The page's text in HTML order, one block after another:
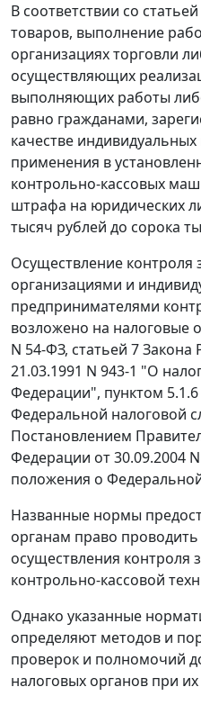
В соответствии со
товаров, выполнение
организациях торговли
осуществляющих
выполняющих работы
равно гражданами,
качестве
применения в
контрольно-кассовых
штрафа на юридических
тысяч рублей до сорока
Осуществление контроля
организациями и
предпринимателями
возложено на налоговые
N 54-ФЗ, статьей 7Закона
21.03.1991 N 943-1 "О
Федерации", пунктом 5.1.6
Федеральной налоговой
Постановлением
Федерации от 30.09.2004
положения о
Названные нормы
органам право
осуществления контроля
контрольно-кассовой
Однако указанные
определяют методов и
проверок и полномочий
налоговых органов при